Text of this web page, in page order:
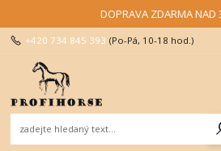
DOPRAVA ZDARMA
+420 734 845 393 (Po-Pá, 10-18 hod.)